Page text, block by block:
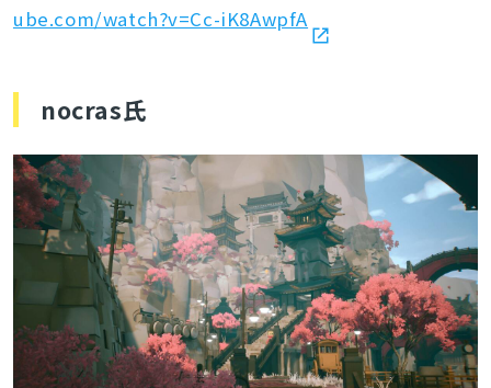
ube.com/watch?v=Cc-iK8AwpfA
nocras氏